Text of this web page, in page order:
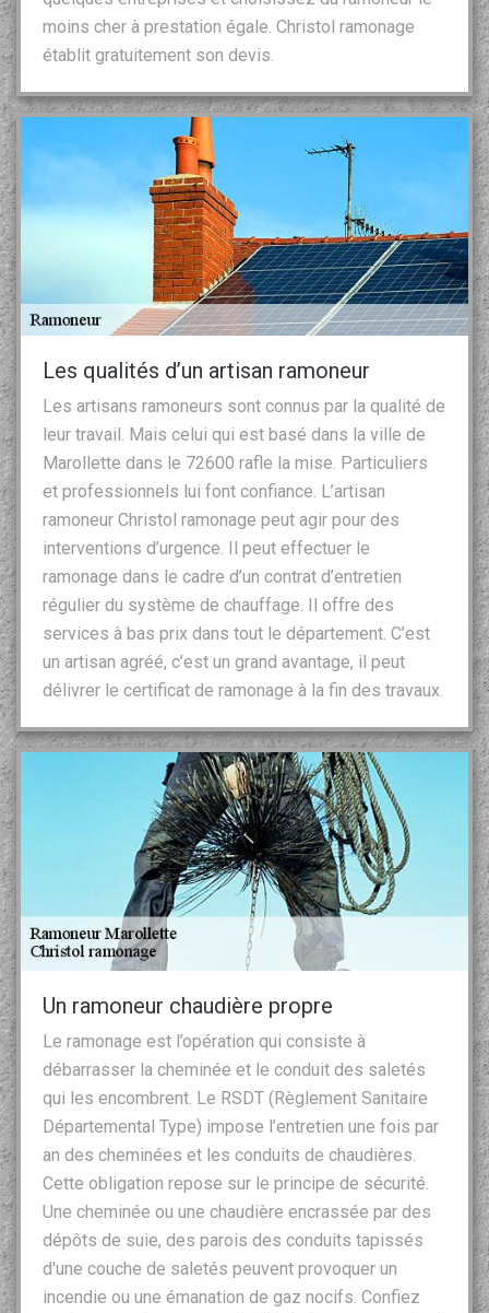
moins cher à prestation égale. Christol ramonage
établit gratuitement son devis.
Les qualités d’un artisan ramoneur
Les artisans ramoneurs sont connus par la qualité de
leur travail. Mais celui qui est basé dans la ville de
Marollette dans le 72600 rafle la mise. Particuliers
et professionnels lui font confiance. L’artisan
ramoneur Christol ramonage peut agir pour des
interventions d’urgence. Il peut effectuer le
ramonage dans le cadre d’un contrat d’entretien
régulier du système de chauffage. Il offre des
services à bas prix dans tout le département. C’est
un artisan agréé, c’est un grand avantage, il peut
délivrer le certificat de ramonage à la fin des travaux.
Un ramoneur chaudière propre
Le ramonage est l’opération qui consiste à
débarrasser la cheminée et le conduit des saletés
qui les encombrent. Le RSDT (Règlement Sanitaire
Départemental Type) impose l’entretien une fois par
an des cheminées et les conduits de chaudières.
Cette obligation repose sur le principe de sécurité.
Une cheminée ou une chaudière encrassée par des
dépôts de suie, des parois des conduits tapissés
d'une couche de saletés peuvent provoquer un
incendie ou une émanation de gaz nocifs. Confiez